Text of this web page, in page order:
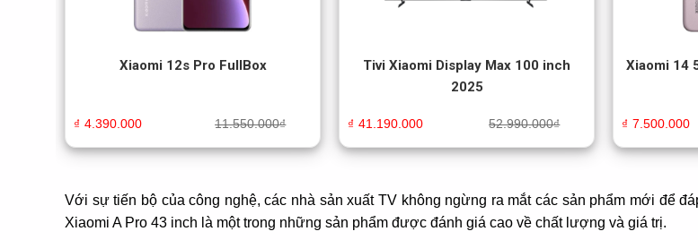
Xiaomi 12s Pro FullBox
11.550.000₫
4.390.000
₫
Tivi Xiaomi Display Max 100 inch
2025
52.990.000₫
41.190.000
₫
Xiaomi 14
7.500.000
₫
Với sự tiến bộ của công nghệ, các nhà sản xuất TV không ngừng ra mắt các sản phẩm mới để
Xiaomi A Pro 43 inch là một trong những sản phẩm được đánh giá cao về chất lượng và giá trị.